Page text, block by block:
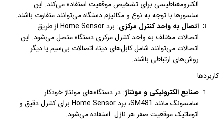
الکترومغناطیسی برای تشخیص موقعیت استفاده می‌کند. این
سنسورها با توجه به نوع و مکانیزم دستگاه می‌توانند متفاوت باشند.
اتصال به واحد کنترل مرکزی
: برد Home Sensor از طریق
اتصالات مختلف به واحد کنترل مرکزی دستگاه متصل می‌شود. این
اتصالات می‌توانند شامل کابل‌های دیتا، اتصالات بی‌سیم یا دیگر
روش‌های ارتباطی باشند.
کاربردها
صنایع الکترونیکی و مونتاژ: در دستگاه‌های مونتاژ خودکار
سامسونگ مانند SM481، برد Home Sensor برای کنترل دقیق و
اتوماتیک موقعیت صفر هر نازل استفاده می‌شود.